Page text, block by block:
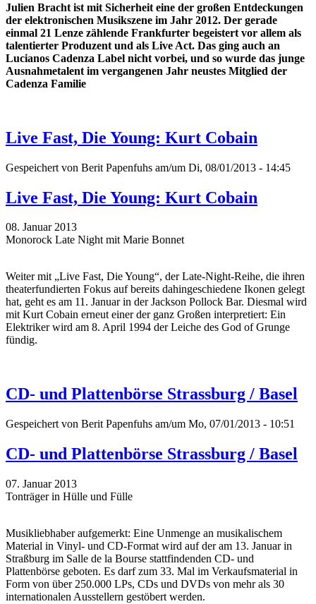
Julien Bracht ist mit Sicherheit eine der großen Entdeckungen
der elektronischen Musikszene im Jahr 2012. Der gerade
einmal 21 Lenze zählende Frankfurter begeistert vor allem als
talentierter Produzent und als Live Act. Das ging auch an
Lucianos Cadenza Label nicht vorbei, und so wurde das junge
Ausnahmetalent im vergangenen Jahr neustes Mitglied der
Cadenza Familie
Live Fast, Die Young: Kurt Cobain
Gespeichert von Berit Papenfuhs am/um Di, 08/01/2013 - 14:45
Live Fast, Die Young: Kurt Cobain
08. Januar 2013
Monorock Late Night mit Marie Bonnet
Weiter mit „Live Fast, Die Young“, der Late-Night-Reihe, die ihren
theaterfundierten Fokus auf bereits dahingeschiedene Ikonen gelegt
hat, geht es am 11. Januar in der Jackson Pollock Bar. Diesmal wird
mit Kurt Cobain erneut einer der ganz Großen interpretiert: Ein
Elektriker wird am 8. April 1994 der Leiche des God of Grunge
fündig.
CD- und Plattenbörse Strassburg / Basel
Gespeichert von Berit Papenfuhs am/um Mo, 07/01/2013 - 10:51
CD- und Plattenbörse Strassburg / Basel
07. Januar 2013
Tonträger in Hülle und Fülle
Musikliebhaber aufgemerkt: Eine Unmenge an musikalischem
Material in Vinyl- und CD-Format wird auf der am 13. Januar in
Straßburg im Salle de la Bourse stattfindenden CD- und
Plattenbörse geboten. Es darf zum 33. Mal im Verkaufsmaterial in
Form von über 250.000 LPs, CDs und DVDs von mehr als 30
internationalen Ausstellern gestöbert werden.